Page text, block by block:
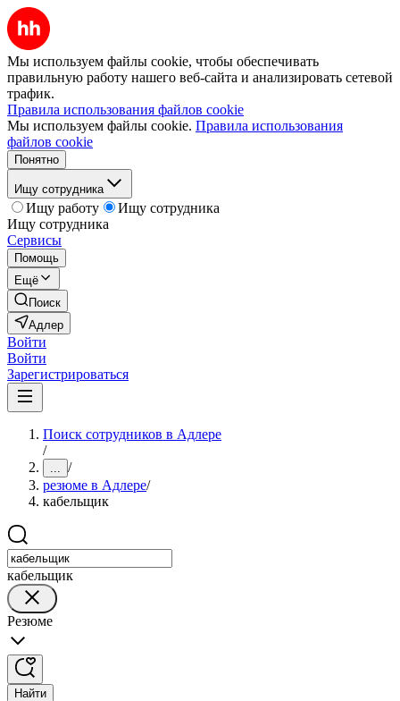
Мы используем файлы cookie, чтобы обеспечивать
правильную работу нашего веб-сайта и анализировать сетевой
трафик.
Правила использования файлов cookie
Мы используем файлы cookie. Правила использования
файлов cookie
Понятно
Ищу сотрудника
Ищу работу
Ищу сотрудника
Ищу сотрудника
Сервисы
Помощь
Ещё
Поиск
Адлер
Войти
Войти
Зарегистрироваться
Поиск сотрудников в Адлере
/
... /
резюме в Адлере/
кабельщик
кабельщик
Резюме
Найти